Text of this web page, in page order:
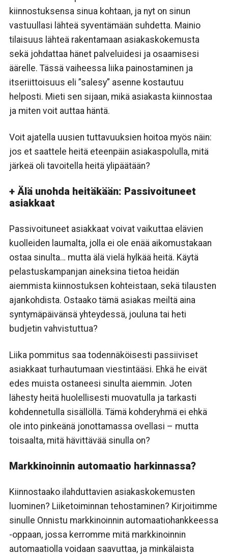
kiinnostuksensa sinua kohtaan, ja nyt on sinun
vastuullasi lähteä syventämään suhdetta. Mainio
tilaisuus lähteä rakentamaan asiakaskokemusta
sekä johdattaa hänet palveluidesi ja osaamisesi
äärelle. Tässä vaiheessa liika painostaminen ja
itseriittoisuus eli ”salesy” asenne kostautuu
helposti. Mieti sen sijaan, mikä asiakasta kiinnostaa
ja miten voit auttaa häntä.
Voit ajatella uusien tuttavuuksien hoitoa myös näin:
jos et saattele heitä eteenpäin asiakaspolulla, mitä
järkeä oli tavoitella heitä ylipäätään?
+ Älä unohda heitäkään: Passivoituneet
asiakkaat
Passivoituneet asiakkaat voivat vaikuttaa elävien
kuolleiden laumalta, jolla ei ole enää aikomustakaan
ostaa sinulta… mutta älä vielä hylkää heitä. Käytä
pelastuskampanjan aineksina tietoa heidän
aiemmista kiinnostuksen kohteistaan, sekä tilausten
ajankohdista. Ostaako tämä asiakas meiltä aina
syntymäpäivänsä yhteydessä, jouluna tai heti
budjetin vahvistuttua?
Liika pommitus saa todennäköisesti passiiviset
asiakkaat turhautumaan viestintääsi. Ehkä he eivät
edes muista ostaneesi sinulta aiemmin. Joten
lähesty heitä huolellisesti muovatulla ja tarkasti
kohdennetulla sisällöllä. Tämä kohderyhmä ei ehkä
ole into pinkeänä jonottamassa ovellasi – mutta
toisaalta, mitä hävittävää sinulla on?
Markkinoinnin automaatio harkinnassa?
Kiinnostaako ilahduttavien asiakaskokemusten
luominen? Liiketoiminnan tehostaminen? Kirjoitimme
sinulle Onnistu markkinoinnin automaatiohankkeessa
-oppaan, jossa kerromme mitä markkinoinnin
automaatiolla voidaan saavuttaa, ja minkälaista